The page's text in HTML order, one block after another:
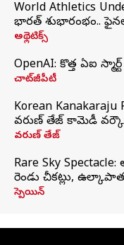
World Athletics
భారత్‌ శుభారంభం..
అథ్లెటిక్స్
OpenAI: కొత్త ఏఐ
చాట్‌జీపీటీ
Korean
వరుణ్ తేజ్ కామెడీ
వరుణ్ తేజ్
Rare Sky
రెండు చీకట్లు,
స్పెయిన్